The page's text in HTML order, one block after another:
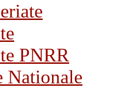
PNRR
Nationale